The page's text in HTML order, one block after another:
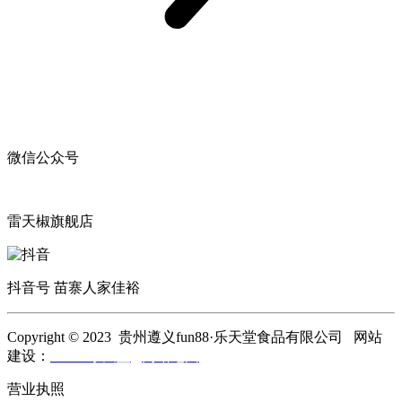
微信公众号
雷天椒旗舰店
抖音号 苗寨人家佳裕
Copyright © 2023 贵州遵义fun88·乐天堂食品有限公司 网站
建设：
营业执照